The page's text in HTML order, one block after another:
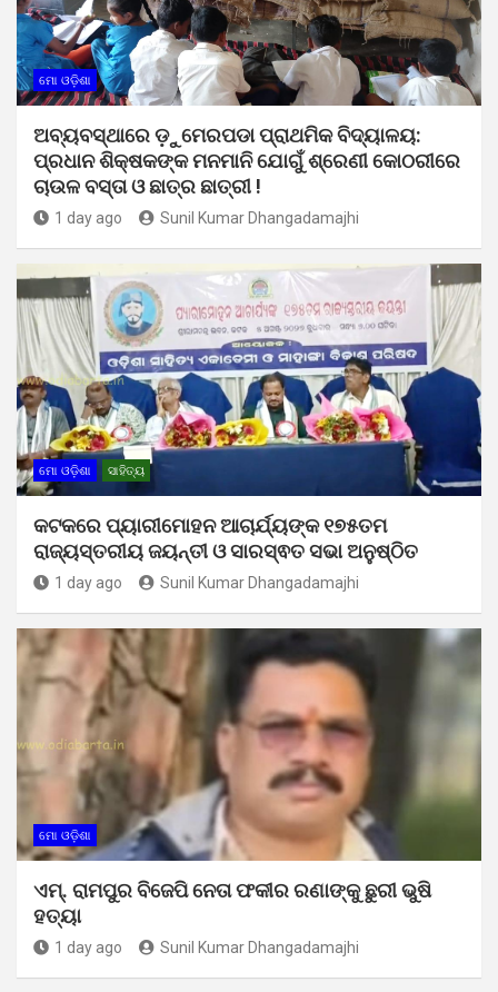
ମୋ ଓଡ଼ିଶା
ଅବ୍ୟବସ୍ଥାରେ ଡ଼ୁମେରପଡା ପ୍ରାଥମିକ ବିଦ୍ୟାଳୟ:
ପ୍ରଧାନ ଶିକ୍ଷକଙ୍କ ମନମାନି ଯୋଗୁଁ ଶ୍ରେଣୀ କୋଠରୀରେ
ଚାଉଳ ବସ୍ତା ଓ ଛାତ୍ର ଛାତ୍ରୀ !
1 day ago Sunil Kumar Dhangadamajhi
ମୋ ଓଡ଼ିଶା ସାହିତ୍ୟ
କଟକରେ ପ୍ୟାରୀମୋହନ ଆଚାର୍ଯ୍ୟଙ୍କ ୧୭୫ତମ
ରାଜ୍ୟସ୍ତରୀୟ ଜୟନ୍ତୀ ଓ ସାରସ୍ଵତ ସଭା ଅନୁଷ୍ଠିତ
1 day ago Sunil Kumar Dhangadamajhi
ମୋ ଓଡ଼ିଶା
ଏମ୍. ରାମପୁର ବିଜେପି ନେତା ଫକୀର ରଣାଙ୍କୁ ଛୁରୀ ଭୁଷି
ହତ୍ୟା
1 day ago Sunil Kumar Dhangadamajhi